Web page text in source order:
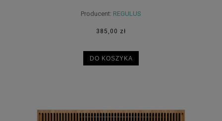
Producent: REGULUS
385,00 zł
DO KOSZYKA